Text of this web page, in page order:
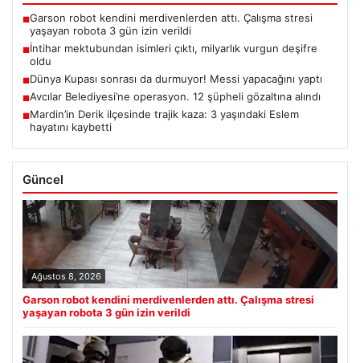
■Garson robot kendini merdivenlerden attı. Çalışma stresi
yaşayan robota 3 gün izin verildi
■İntihar mektubundan isimleri çıktı, milyarlık vurgun deşifre
oldu
■Dünya Kupası sonrası da durmuyor! Messi yapacağını yaptı
■Avcılar Belediyesi’ne operasyon. 12 şüpheli gözaltına alındı
■Mardin’in Derik ilçesinde trajik kaza: 3 yaşındaki Eslem
hayatını kaybetti
Güncel
Ağustos 8, 2026
Garson robot kendini merdivenlerden attı. Çalışma stresi
yaşayan robota 3 gün izin verildi